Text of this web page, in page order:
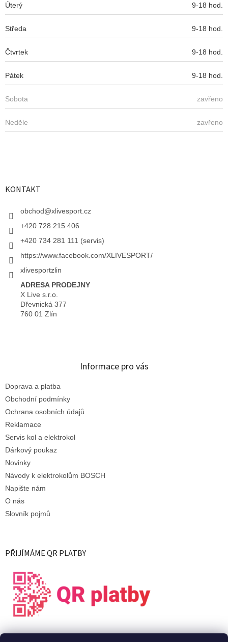
Úterý 9-18 hod.
Středa 9-18 hod.
Čtvrtek 9-18 hod.
Pátek 9-18 hod.
Sobota zavřeno
Neděle zavřeno
KONTAKT
obchod@xlivesport.cz
+420 728 215 406
+420 734 281 111 (servis)
https://www.facebook.com/XLIVESPORT/
xlivesportzlin
ADRESA PRODEJNY
X Live s.r.o.
Dřevnická 377
760 01 Zlín
Informace pro vás
Doprava a platba
Obchodní podmínky
Ochrana osobních údajů
Reklamace
Servis kol a elektrokol
Dárkový poukaz
Novinky
Návody k elektrokolům BOSCH
Napište nám
O nás
Slovník pojmů
PŘIJÍMÁME QR PLATBY